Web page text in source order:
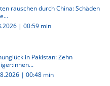
rauschen durch China: Schäden
| 00:59 min
in Pakistan: Zehn
| 00:48 min